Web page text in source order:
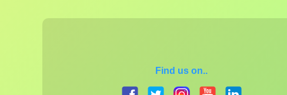
Find us on..
facebook.com
twitter.cominstagram.com
youtube.com